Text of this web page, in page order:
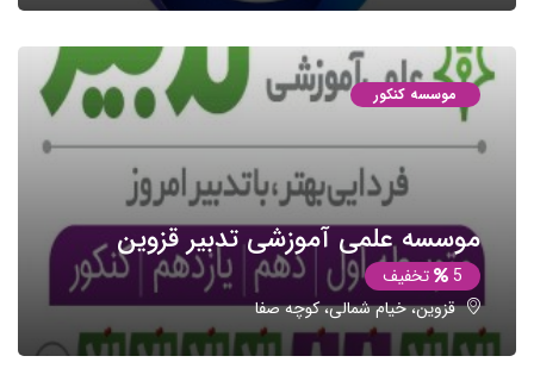
موسسه کنکور
موسسه علمی آموزشی تدبیر قزوین
5
تخفیف
قزوین، خیام شمالی، کوچه صفا